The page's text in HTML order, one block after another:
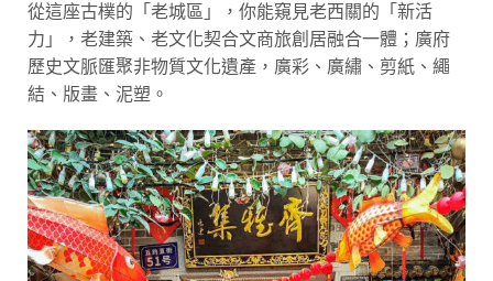
從這座古樸的「老城區」，你能窺見老西關的「新活
力」，老建築、老文化契合文商旅創居融合一體；廣府
歷史文脈匯聚非物質文化遺產，廣彩、廣繡、剪紙、繩
結、版畫、泥塑。